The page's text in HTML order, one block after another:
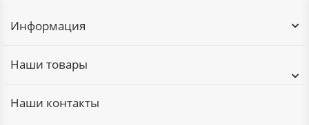
Информация
Наши товары
Наши контакты